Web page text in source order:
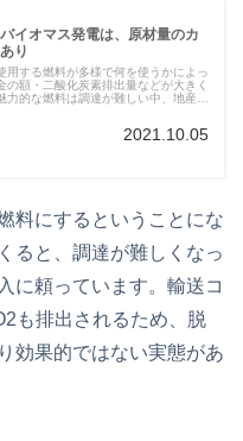
イオマス発電は、原材量のカ
り
用する燃料が多様で何を使うかによっ
の額・二酸化炭素排出量などが大きく
力的な燃料は調達が難しい中、地産地
2021.10.05
料にするということにな
ると、調達が難しくなっ
に頼っています。輸送コ
も排出されるため、脱
効果的ではない実態があ